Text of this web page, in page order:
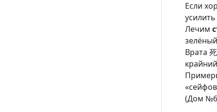
Если
усилить
Лечим
Врата
(Дом